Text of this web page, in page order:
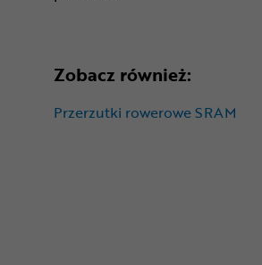
Zobacz również:
Przerzutki rowerowe SRAM